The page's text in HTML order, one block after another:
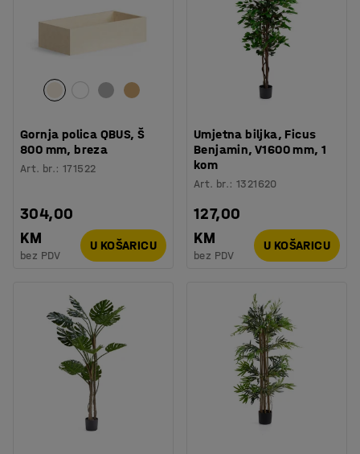
Gornja polica QBUS, Š
800 mm, breza
Art. br.:171522
304,00
KM
bez PDV
U KOŠARICU
Umjetna biljka, Ficus
Benjamin, V1600 mm, 1
kom
Art. br.:1321620
127,00
KM
bez PDV
U KOŠARICU